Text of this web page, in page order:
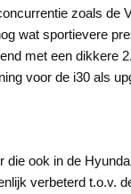
zoals de
wat sportievere
met een dikkere
voor de i30 als
ook in de
verbeterd t.o.v.